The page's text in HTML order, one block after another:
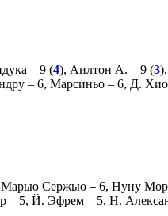
– 9 (4), Аилтон А. – 9 (3),
– 6, Марсиньо – 6, Д.
Марью Сержью – 6, Нуну
– 5, Й. Эфрем – 5, Н.